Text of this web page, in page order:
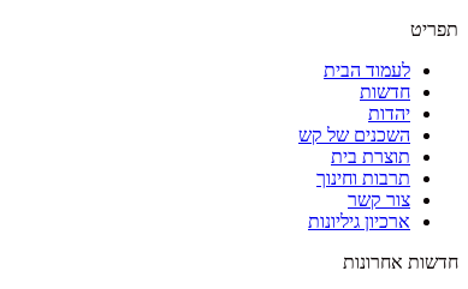
תפריט
לעמוד הבית
חדשות
יהדות
השכנים של קש
תוצרת בית
תרבות וחינוך
צור קשר
ארכיון גיליונות
חדשות אחרונות